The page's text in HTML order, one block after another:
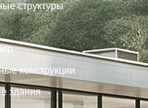
структуры
конструкции
здания